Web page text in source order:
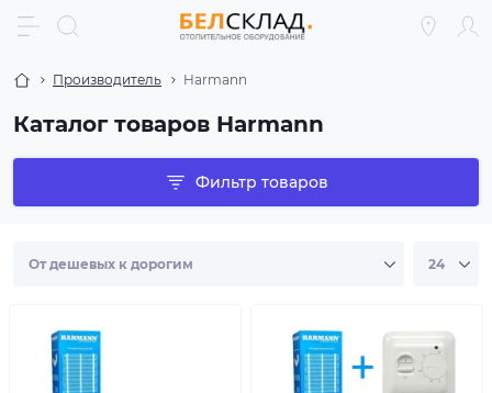
Производитель Harmann
Каталог товаров Harmann
Фильтр товаров